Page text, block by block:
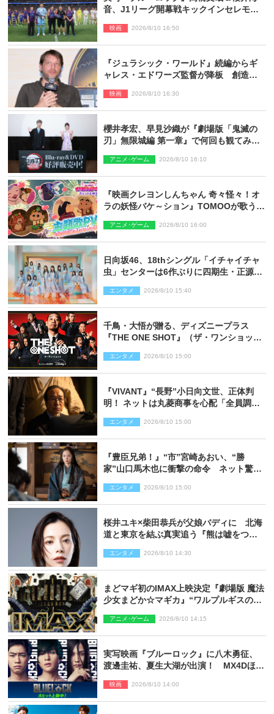
音、J1リーグ開幕戦キックインセレモニ
映画 2026/8/10 16:50
『ジュラシック・ワールド』続編からギ
ャレス・エドワーズ監督が降板 創造性
映画 2026/8/10 16:30
櫻井孝宏、早見沙織が『劇場版「鬼滅の
刃」無限城編 第一章』で何回も観てみた
アニメ･ゲーム 2026/8/10 16:10
『映画クレヨンしんちゃん 奇々怪々！オ
ラの妖怪バケ～ション』TOMOOが歌う主
アニメ･ゲーム 2026/8/10 16:00
日向坂46、18thシングル「イチャイチャ
虫」センターは6作ぶりに四期生・正源司
エンタメ 2026/8/10 15:40
千鳥・大悟が贈る、ディズニープラス
『THE ONE SHOT』（ザ・ワンショッ
を投じる“真の笑い”を見る大会がついに
開幕
エンタメ 2026/8/10 15:00
『VIVANT』“長野”小日向文世、正体判
明！ ネットは丸菱商事を心配「全員調べ
エンタメ 2026/8/10 15:00
『豊臣兄弟！』“市”宮崎あおい、“勝
家”山口馬木也に衝撃の命令 ネット驚き
あり）
エンタメ 2026/8/10 15:00
桜井ユキ×柴田恭兵が父娘バディに 北海
道と東京を結ぶ真実追う『熊は嘘をつか
エンタメ 2026/8/10 14:30
まどマギ初のIMAX上映決定『劇場版 魔法
少女まどか☆マギカ』“ワルプルギスの
アニメ･ゲーム 2026/8/10 14:15
実写映画『ブルーロック』に八木勇征、
渡邊圭祐、夏生大湖が出演！ MX4Dほか
映画 2026/8/10 14:00